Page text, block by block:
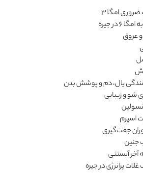
امگا ۳
عروق
یال، دم و پوشش بدن
شو و زیبایی
اسپرم
جفت‌گیری
جنین
آبستنی
پرانرژی در جیره